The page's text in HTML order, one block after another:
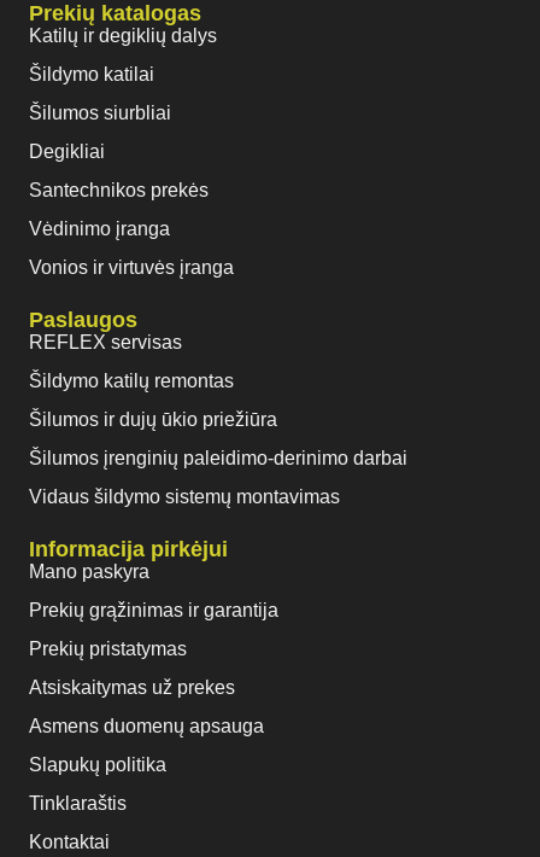
Prekių katalogas
Katilų ir degiklių dalys
Šildymo katilai
Šilumos siurbliai
Degikliai
Santechnikos prekės
Vėdinimo įranga
Vonios ir virtuvės įranga
Paslaugos
REFLEX servisas
Šildymo katilų remontas
Šilumos ir dujų ūkio priežiūra
Šilumos įrenginių paleidimo-derinimo darbai
Vidaus šildymo sistemų montavimas
Informacija pirkėjui
Mano paskyra
Prekių grąžinimas ir garantija
Prekių pristatymas
Atsiskaitymas už prekes
Asmens duomenų apsauga
Slapukų politika
Tinklaraštis
Kontaktai